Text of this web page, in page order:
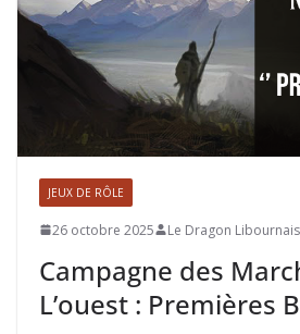
JEUX DE RÔLE
26 octobre 2025 Le Dragon Libournais
Campagne des
L’ouest : Premières